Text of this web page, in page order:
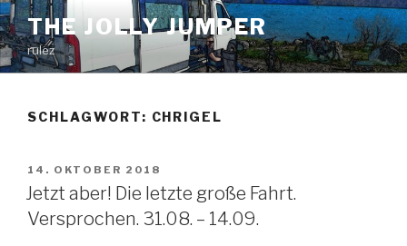
Zum
Inhalt
springen
THE JOLLY JUMPER
rulez
SCHLAGWORT: CHRIGEL
VERÖFFENTLICHT
AM
14. OKTOBER 2018
Jetzt aber! Die letzte große Fahrt.
Versprochen. 31.08. – 14.09.